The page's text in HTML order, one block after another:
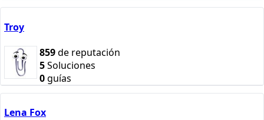
Troy
859de reputación
5Soluciones
0guías
Lena Fox